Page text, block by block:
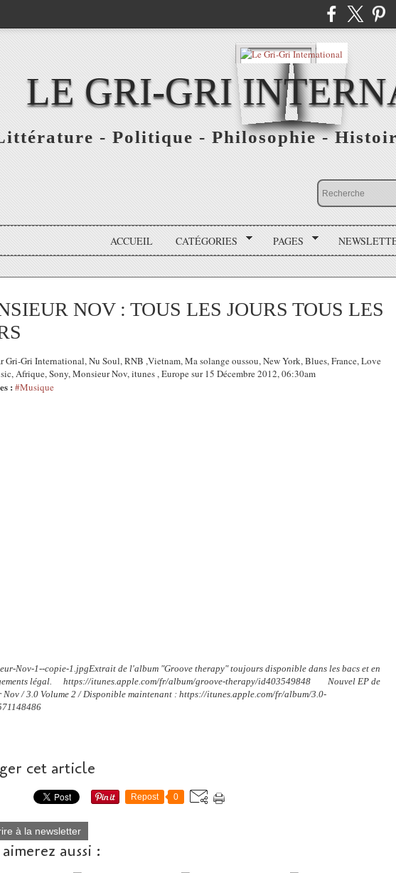
LE GRI-GRI
- Politique - Philosophie -
ACCUEIL CATÉGORIES PAGES
NOV : TOUS LES JOURS TOUS LES
Gri-Gri International, Nu Soul, RNB ,Vietnam, Ma solange oussou, New York, Blues, France, Love
Afrique, Sony, Monsieur Nov, itunes , Europe sur 15 Décembre 2012, 06:30am
: #Musique
Extrait de l'album "Groove therapy" toujours disponible dans les bacs et en
légal. ‪https://itunes.apple.com/fr/album/groove-therapy/id403549848‬ Nouvel EP de
Nov / 3.0 Volume 2 / Disponible maintenant : ‪https://itunes.apple.com/fr/album/3.0-
cet article
Repost 0
à la newsletter
aussi :